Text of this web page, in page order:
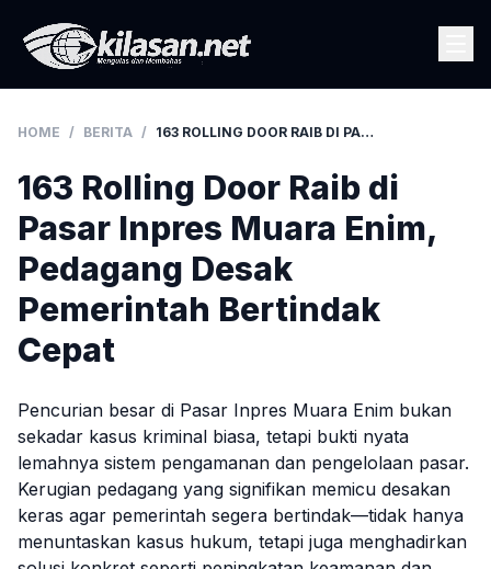
HOME / BERITA / 163 ROLLING DOOR RAIB DI PASAR INPRES MUARA ENIM, PEDAGANG DESAK PEMERINTAH BERTINDAK CEPAT
163 Rolling Door Raib di
Pasar Inpres Muara Enim,
Pedagang Desak
Pemerintah Bertindak
Cepat
Pencurian besar di Pasar Inpres Muara Enim bukan
sekadar kasus kriminal biasa, tetapi bukti nyata
lemahnya sistem pengamanan dan pengelolaan pasar.
Kerugian pedagang yang signifikan memicu desakan
keras agar pemerintah segera bertindak—tidak hanya
menuntaskan kasus hukum, tetapi juga menghadirkan